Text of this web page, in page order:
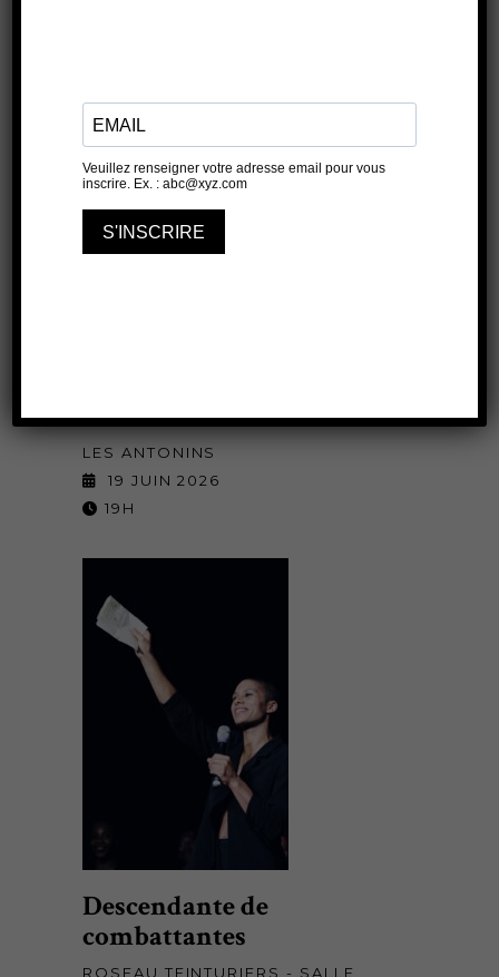
Sucrer les fraises
LES ANTONINS
19 JUIN 2026
19H
Descendante de
combattantes
ROSEAU TEINTURIERS - SALLE